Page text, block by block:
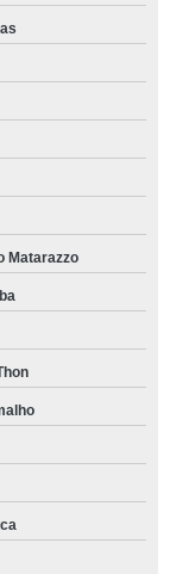
Matarazzo